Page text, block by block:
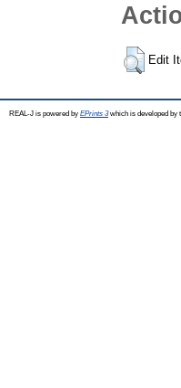
Edit
REAL-J is powered by EPrints 3which is developed by